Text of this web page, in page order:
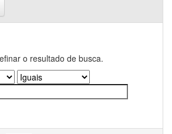
o resultado de busca.